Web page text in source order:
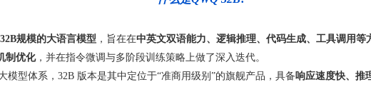
32B规模的大语言模型 ，旨在在中英文双语能力、逻辑推理、代码生成、工具调用等
制优化，并在指令微调与多阶段训练策略上做了深入迭代。
模型体系，32B 版本是其中定位于“准商用级别”的旗舰产品，具备响应速度快、推